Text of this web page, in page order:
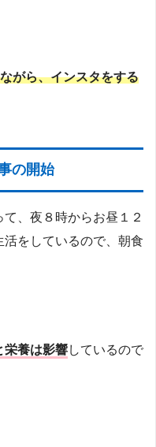
がら、インスタをする
の開始
、夜８時からお昼１２
をしているので、朝食
栄養は影響しているので